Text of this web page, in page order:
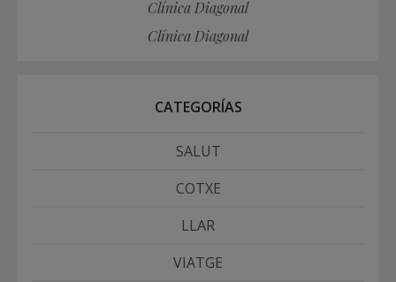
Clínica Diagonal
Clínica Diagonal
CATEGORÍAS
SALUT
COTXE
LLAR
VIATGE